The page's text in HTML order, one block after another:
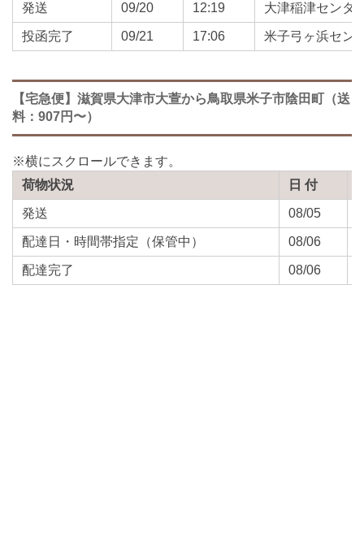
発送 09/20 12:19 大津稲津センタ
投函完了 09/21 17:06 米子弓ヶ浜セン
【宅急便】滋賀県大津市大萱から鳥取県米子市陰田町（送
料：907円〜）
荷物状況 日 付
発送 08/05
配達日・時間帯指定（保管中） 08/06
配達完了 08/06